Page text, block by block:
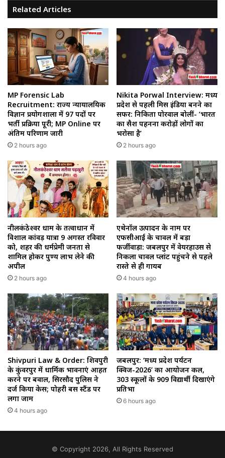
Related Articles
MP Forensic Lab
Recruitment: राज्य न्यायालयिक
विज्ञान प्रयोगशाला में 97 पदों पर
भर्ती प्रक्रिया पूरी; MP Online पर
अंतिम परिणाम जारी
2 hours ago
Nikita Porwal Interview: मध्य
प्रदेश से पहली मिस इंडिया बनने का
सफर: निकिता पोरवाल बोलीं- ‘भारत
का सैश पहनना करोड़ों लोगों का
भरोसा है’
2 hours ago
नीलकंठेश्वर धाम के तत्वाधान में
विशाल कांवड़ यात्रा 9 अगस्त रविवार
को, शहर की धर्मप्रेमी जनता से
शामिल होकर पुण्य लाभ लेने की
अपील
2 hours ago
एथेनॉल उत्पादन के नाम पर
एफसीआई के चावल में बड़ा
फर्जीवाड़ा: जबलपुर में वेयरहाउस से
निकला चावल प्लांट पहुंचने से पहले
रास्ते से ही गायब
4 hours ago
Shivpuri Law & Order: शिवपुरी
के कुंवरपुर में धार्मिक भावनाएं आहत
करने पर बवाल, सिरसौद पुलिस ने
दर्ज किया केस; पोहरी बस स्टैंड पर
लगा जाम
4 hours ago
जबलपुर: ‘मध्य प्रदेश पर्यटन
क्विज-2026’ का आयोजन कल,
303 स्कूलों के 909 विद्यार्थी दिखाएंगे
प्रतिभा
6 hours ago
© Copyright 2026, All Rights Reserved